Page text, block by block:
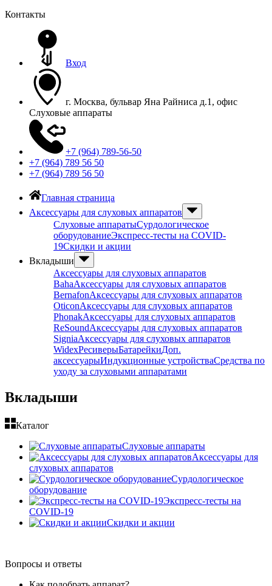
Контакты
Вход
г. Москва, бульвар Яна Райниса д.1, офис
Слуховые аппараты
+7 (964) 789-56-50
+7 (964) 789 56 50
+7 (964) 789 56 50
Главная страница
Аксессуары для слуховых аппаратов
Слуховые аппаратыСурдологическое
оборудованиеЭкспресс-тесты на COVID-
19Скидки и акции
Вкладыши
Аксессуары для слуховых аппаратов
BahaАксессуары для слуховых аппаратов
BernafonАксессуары для слуховых аппаратов
OticonАксессуары для слуховых аппаратов
PhonakАксессуары для слуховых аппаратов
ReSoundАксессуары для слуховых аппаратов
SigniaАксессуары для слуховых аппаратов
WidexРесиверыБатарейкиДоп.
аксессуарыИндукционные устройстваСредства по
уходу за слуховыми аппаратами
Вкладыши
Каталог
Слуховые аппараты
Аксессуары для
слуховых аппаратов
Сурдологическое
оборудование
Экспресс-тесты на
COVID-19
Скидки и акции
Вопросы и ответы